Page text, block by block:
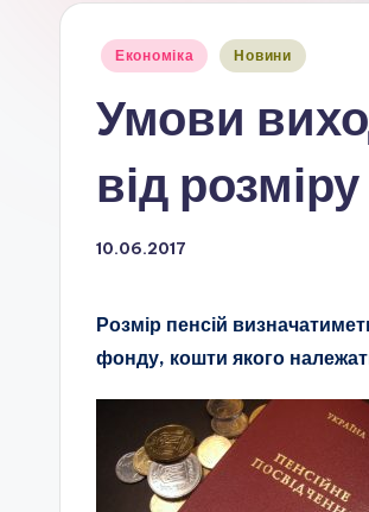
Опубліковано
Економіка Новини
Умови
від
10.06.2017
Розмір пенсій
фонду, кошти якого